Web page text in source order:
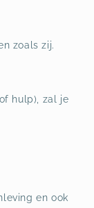
zoals zij.
hulp), zal je
en ook